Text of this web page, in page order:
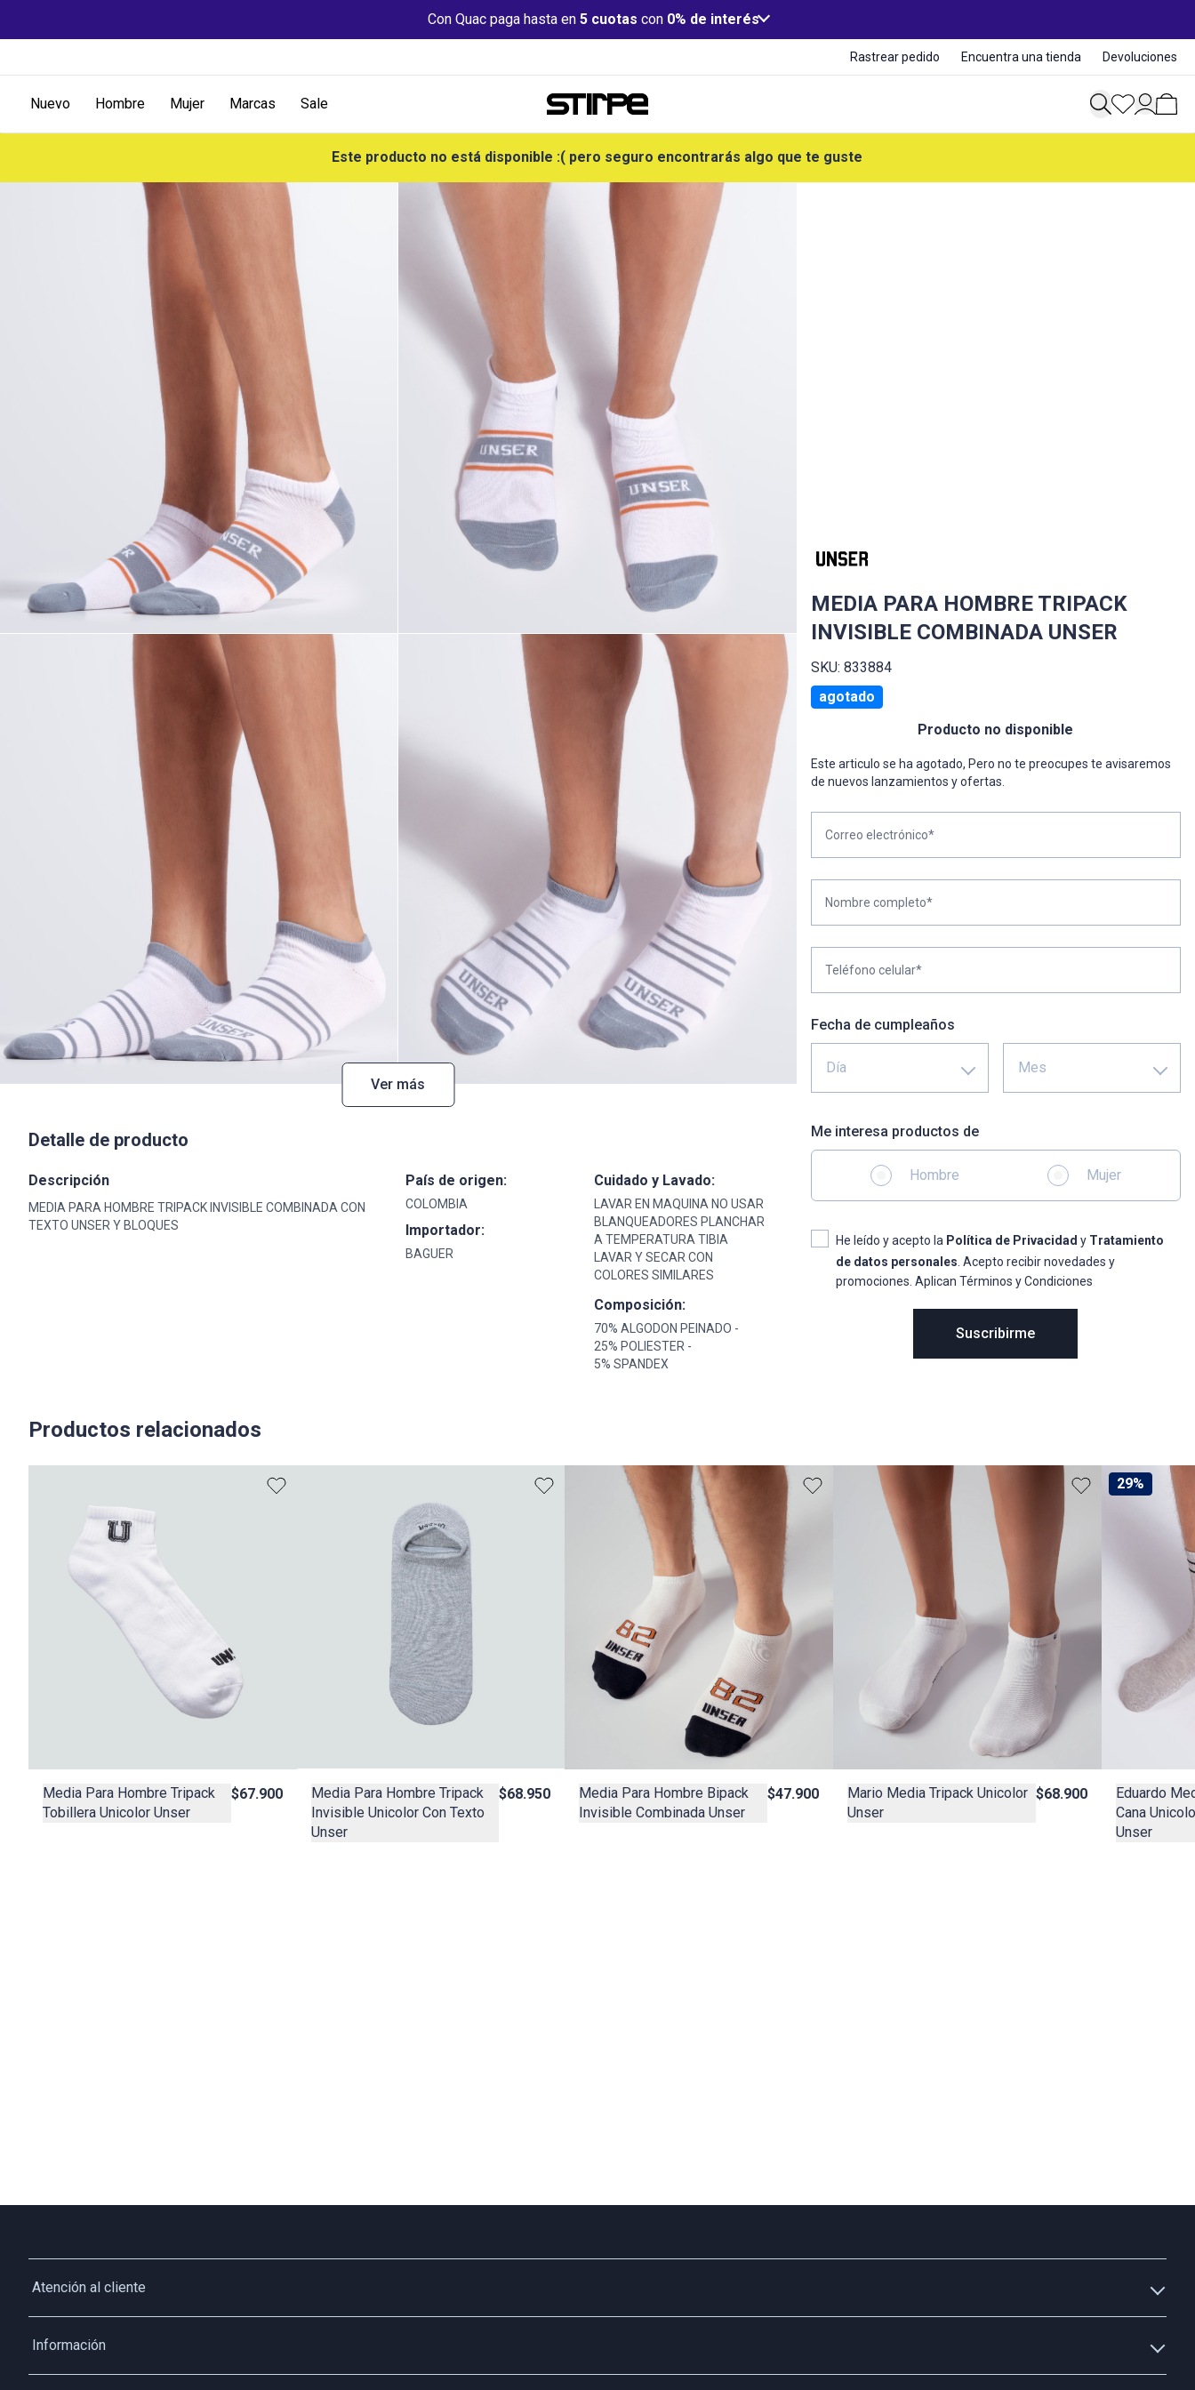
Con Quac paga hasta en 5 cuotas con 0% de interés
Rastrear pedido Encuentra una tienda Devoluciones
Nuevo Hombre Mujer Marcas Sale
Este producto no está disponible :( pero seguro encontrarás algo que te guste
Ver más
Detalle de producto
Descripción
MEDIA PARA HOMBRE TRIPACK INVISIBLE COMBINADA CON
TEXTO UNSER Y BLOQUES
País de origen:
COLOMBIA
Importador:
BAGUER
Cuidado y Lavado:
LAVAR EN MAQUINA NO USAR
BLANQUEADORES PLANCHAR
A TEMPERATURA TIBIA
LAVAR Y SECAR CON
COLORES SIMILARES
Composición:
70% ALGODON PEINADO -
25% POLIESTER -
5% SPANDEX
MEDIA PARA HOMBRE TRIPACK
INVISIBLE COMBINADA UNSER
SKU: 833884
agotado
Producto no disponible
Este articulo se ha agotado, Pero no te preocupes te avisaremos
de nuevos lanzamientos y ofertas.
Correo electrónico*
Nombre completo*
Teléfono celular*
Fecha de cumpleaños
Día Mes
Me interesa productos de
Hombre Mujer
He leído y acepto la Política de Privacidad y Tratamiento
de datos personales . Acepto recibir novedades y
promociones. Aplican Términos y Condiciones
Suscribirme
Productos relacionados
Media Para Hombre Tripack
Tobillera Unicolor Unser
$67.900
Media Para Hombre Tripack
Invisible Unicolor Con Texto
Unser
$68.950
Media Para Hombre Bipack
Invisible Combinada Unser
$47.900
Mario Media Tripack Unicolor
Unser
$68.900
29%
Eduardo
Cana
Unser
Atención al cliente
Whatsapp
Información